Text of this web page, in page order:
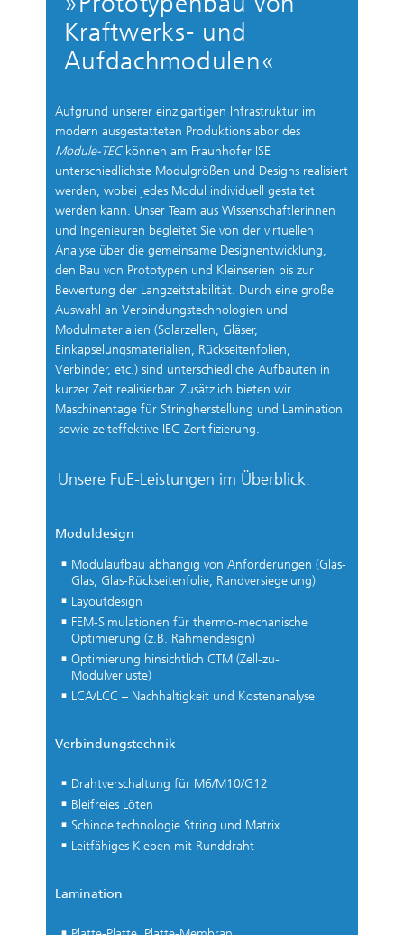
Kraftwerks- und
Aufdachmodulen«
Aufgrund unserer einzigartigen Infrastruktur im
modern ausgestatteten Produktionslabor des
Module-TECkönnen am Fraunhofer ISE
unterschiedlichste Modulgrößen und Designs realisiert
werden, wobei jedes Modul individuell gestaltet
werden kann. Unser Team aus Wissenschaftlerinnen
und Ingenieuren begleitet Sie von der virtuellen
Analyse über die gemeinsame Designentwicklung,
den Bau von Prototypen und Kleinserien bis zur
Bewertung der Langzeitstabilität. Durch eine große
Auswahl an Verbindungstechnologien und
Modulmaterialien (Solarzellen, Gläser,
Einkapselungsmaterialien, Rückseitenfolien,
Verbinder, etc.) sind unterschiedliche Aufbauten in
kurzer Zeit realisierbar. Zusätzlich bieten wir
Maschinentage für Stringherstellung und Lamination
sowie zeiteffektive IEC-Zertifizierung.
Unsere FuE-Leistungen im Überblick:
Moduldesign
Modulaufbau abhängig von Anforderungen (Glas-
Glas, Glas-Rückseitenfolie, Randversiegelung)
Layoutdesign
FEM-Simulationen für thermo-mechanische
Optimierung (z.B. Rahmendesign)
Optimierung hinsichtlich CTM (Zell-zu-
Modulverluste)
LCA/LCC – Nachhaltigkeit und Kostenanalyse
Verbindungstechnik
Drahtverschaltung für M6/M10/G12
Bleifreies Löten
Schindeltechnologie String und Matrix
Leitfähiges Kleben mit Runddraht
Lamination